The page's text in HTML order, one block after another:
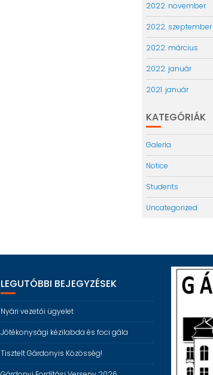
2022. november
2022. szeptember
2022. március
2022. január
2021. január
KATEGÓRIÁK
Galeria
Notice
Students
Uncategorized
LEGUTÓBBI BEJEGYZÉSEK
Nyári vezetői ügyelet
Jótékonysági kézilabda és foci gála
Tisztelt Gárdonyis Közösség!